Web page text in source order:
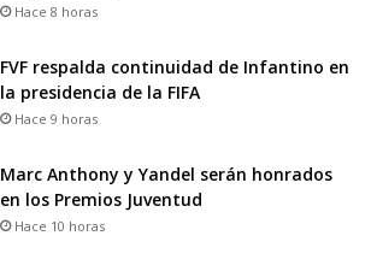
Hace 8 horas
FVF respalda continuidad de Infantino en
la presidencia de la FIFA
Hace 9 horas
Marc Anthony y Yandel serán honrados
en los Premios Juventud
Hace 10 horas